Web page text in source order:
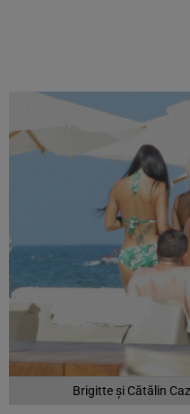
Brigitte și Cătălin